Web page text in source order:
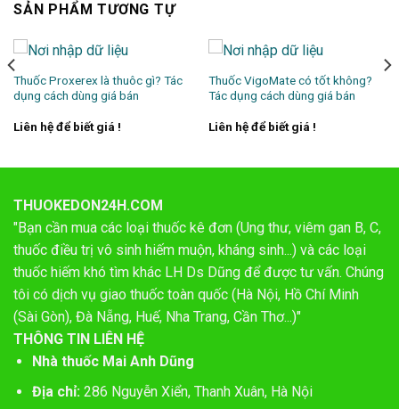
SẢN PHẨM TƯƠNG TỰ
Thuốc Proxerex là thuôc gì? Tác
dụng cách dùng giá bán
Liên hệ để biết giá !
Thuốc VigoMate có tốt không?
Tác dụng cách dùng giá bán
Liên hệ để biết giá !
THUOKEDON24H.COM
"Bạn cần mua các loại thuốc kê đơn (Ung thư, viêm gan B, C,
thuốc điều trị vô sinh hiếm muộn, kháng sinh...) và các loại
thuốc hiếm khó tìm khác LH Ds Dũng để được tư vấn. Chúng
tôi có dịch vụ giao thuốc toàn quốc (Hà Nội, Hồ Chí Minh
(Sài Gòn), Đà Nẵng, Huế, Nha Trang, Cần Thơ...)"
THÔNG TIN LIÊN HỆ
Nhà thuốc Mai Anh Dũng
Địa chỉ:286 Nguyễn Xiển, Thanh Xuân, Hà Nội